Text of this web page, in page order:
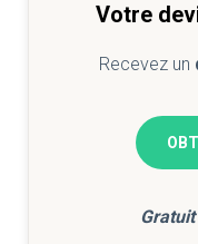
Votre
Recevez un